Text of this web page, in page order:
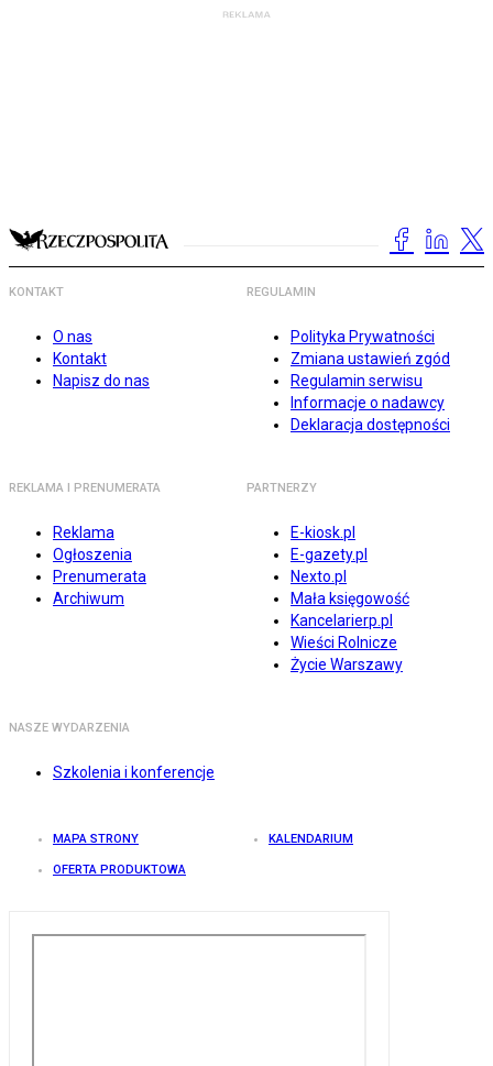
KONTAKT
O nas
Kontakt
Napisz do nas
REGULAMIN
Polityka Prywatności
Zmiana ustawień zgód
Regulamin serwisu
Informacje o nadawcy
Deklaracja dostępności
REKLAMA I PRENUMERATA
Reklama
Ogłoszenia
Prenumerata
Archiwum
PARTNERZY
E-kiosk.pl
E-gazety.pl
Nexto.pl
Mała księgowość
Kancelarierp.pl
Wieści Rolnicze
Życie Warszawy
NASZE WYDARZENIA
Szkolenia i konferencje
MAPA STRONY KALENDARIUM
OFERTA PRODUKTOWA